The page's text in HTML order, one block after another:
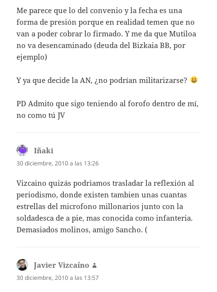
Me parece que lo del convenio y la fecha es una
forma de presión porque en realidad temen que no
van a poder cobrar lo firmado. Y me da que Mutiloa
no va desencaminado (deuda del Bizkaia BB, por
ejemplo)
Y ya que decide la AN, ¿no podrían militarizarse?
PD Admito que sigo teniendo al forofo dentro de mí,
no como tú JV
Iñaki
30 diciembre, 2010 a las 13:26
Vizcaino quizás podriamos trasladar la reflexión al
periodismo, donde existen tambien unas cuantas
estrellas del microfono millonarios junto con la
soldadesca de a pie, mas conocida como infanteria.
Demasiados molinos, amigo Sancho. (
Javier Vizcaíno
30 diciembre, 2010 a las 13:57